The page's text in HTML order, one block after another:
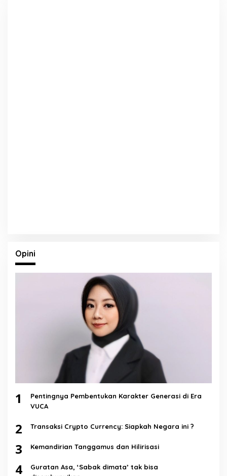
Opini
1
Pentingnya Pembentukan Karakter Generasi di Era
VUCA
2 Transaksi Crypto Currency: Siapkah Negara ini ?
3 Kemandirian Tanggamus dan Hilirisasi
4
Guratan Asa, ‘Sabak dimata’ tak bisa